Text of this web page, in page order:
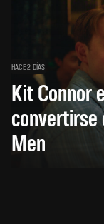
HACE 2 DÍAS
Kit Connor
convertirse
Men